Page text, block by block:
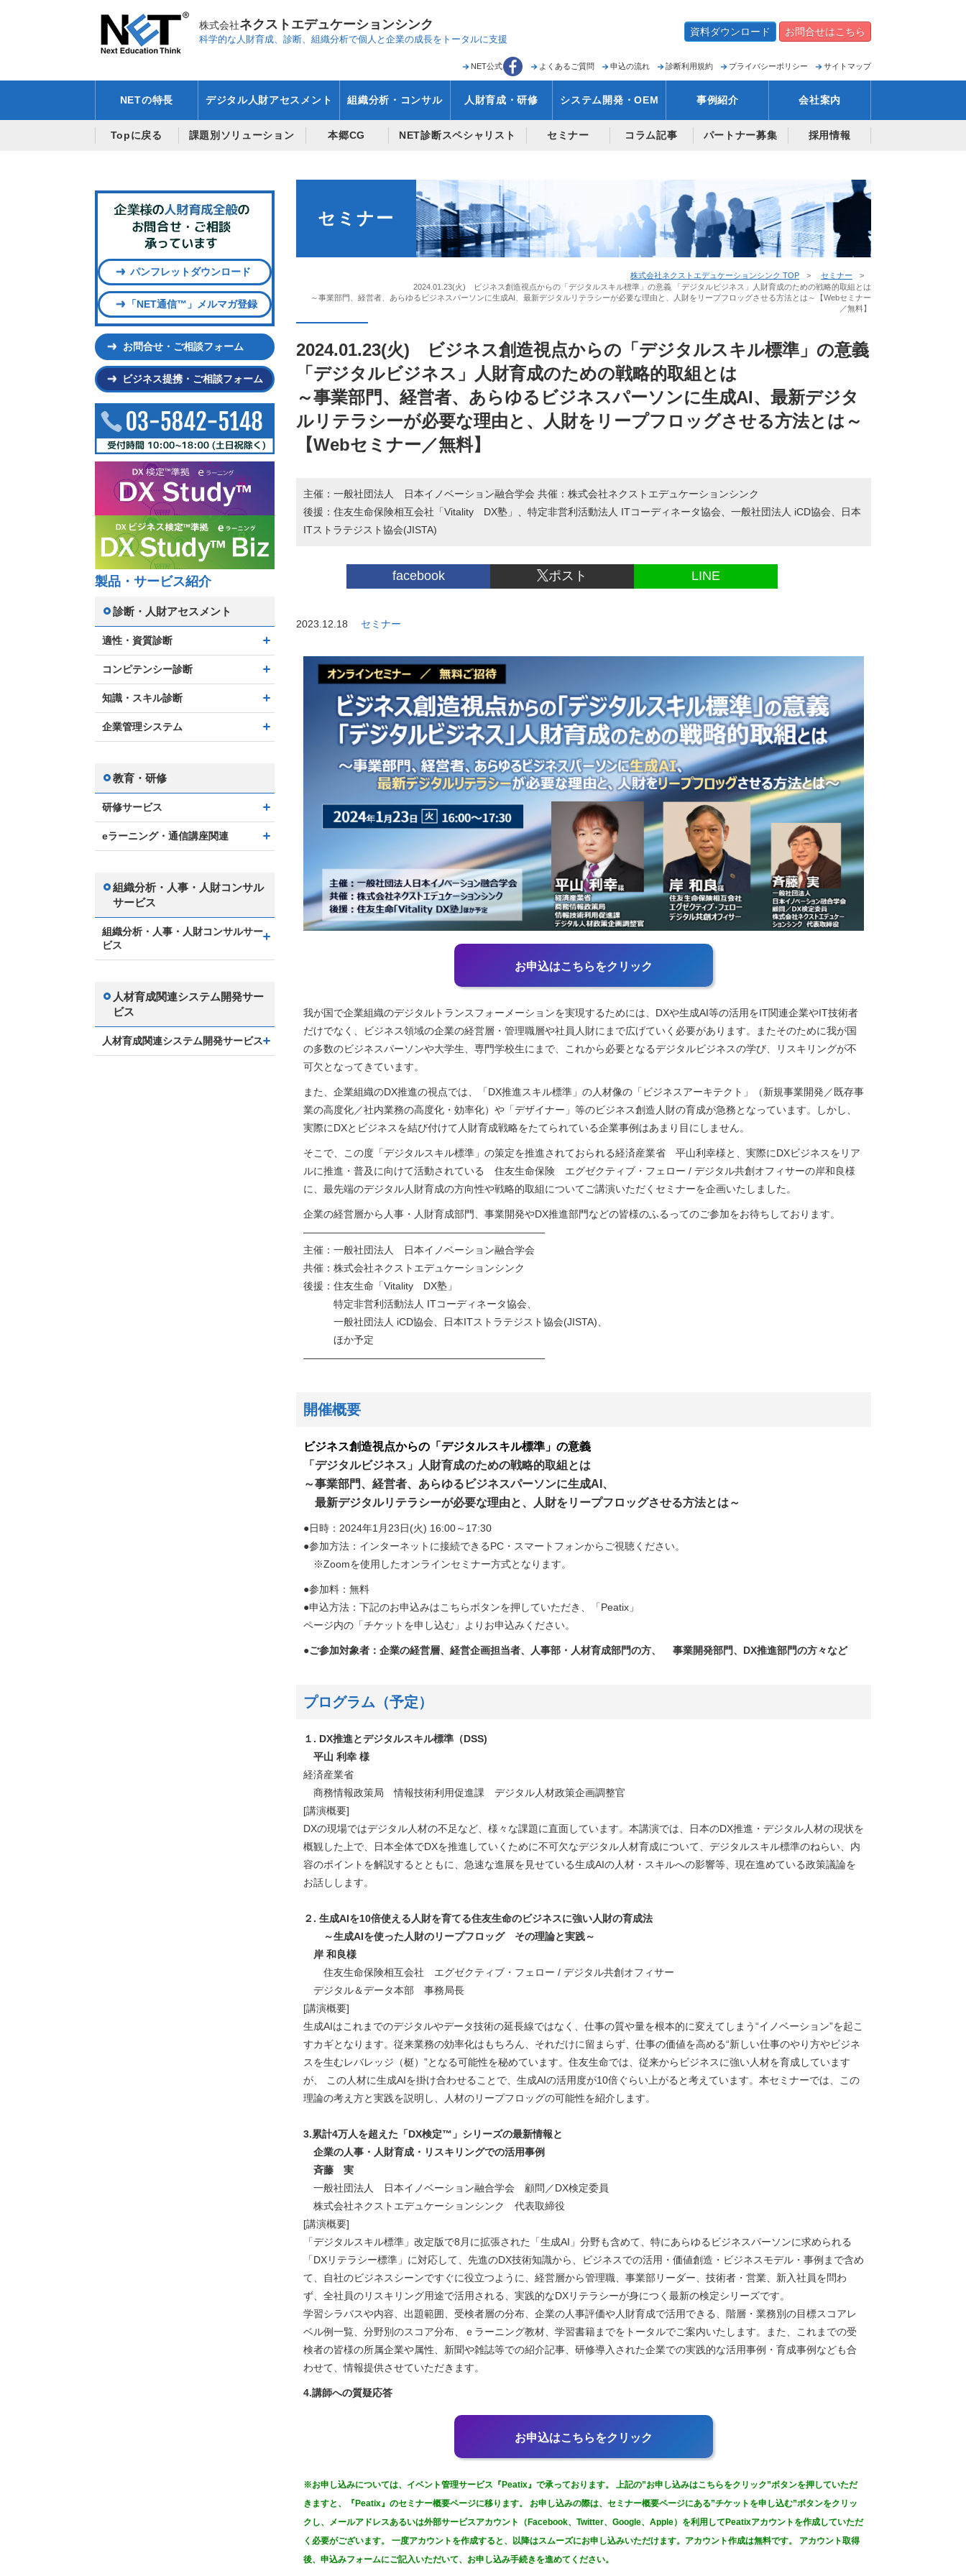
株式会社ネクストエデュケーションシンク
科学的な人財育成、診断、組織分析で個人と企業の成長をトータルに支援
資料ダウンロード お問合せはこちら
NET公式 よくあるご質問 申込の流れ 診断利用規約 プライバシーポリシー サイトマップ
NETの特長 デジタル人財アセスメント 組織分析・コンサル 人財育成・研修 システム開発・OEM 事例紹介 会社案内
Topに戻る 課題別ソリューション 本郷CG NET診断スペシャリスト セミナー コラム記事 パートナー募集 採用情報
セミナー
株式会社ネクストエデュケーションシンク TOP
セミナー
2024.01.23(火) ビジネス創造視点からの「デジタルスキル標準」の意義 「デジタルビジネス」人財育成のための戦略的取組とは
～事業部門、経営者、あらゆるビジネスパーソンに生成AI、最新デジタルリテラシーが必要な理由と、人財をリープフロッグさせる方法とは～【Webセミナー
／無料】
2024.01.23(火) ビジネス創造視点からの「デジタルスキル標準」の意義
「デジタルビジネス」人財育成のための戦略的取組とは
～事業部門、経営者、あらゆるビジネスパーソンに生成AI、最新デジタ
ルリテラシーが必要な理由と、人財をリープフロッグさせる方法とは～
【Webセミナー／無料】
主催：一般社団法人 日本イノベーション融合学会 共催：株式会社ネクストエデュケーションシンク
後援：住友生命保険相互会社「Vitality DX塾」、特定非営利活動法人 ITコーディネータ協会、一般社団法人 iCD協会、日本
ITストラテジスト協会(JISTA)
facebook ポスト LINE
2023.12.18 セミナー
お申込はこちらをクリック
我が国で企業組織のデジタルトランスフォーメーションを実現するためには、DXや生成AI等の活用をIT関連企業やIT技術者
だけでなく、ビジネス領域の企業の経営層・管理職層や社員人財にまで広げていく必要があります。またそのために我が国
の多数のビジネスパーソンや大学生、専門学校生にまで、これから必要となるデジタルビジネスの学び、リスキリングが不
可欠となってきています。
また、企業組織のDX推進の視点では、「DX推進スキル標準」の人材像の「ビジネスアーキテクト」（新規事業開発／既存事
業の高度化／社内業務の高度化・効率化）や「デザイナー」等のビジネス創造人財の育成が急務となっています。しかし、
実際にDXとビジネスを結び付けて人財育成戦略をたてられている企業事例はあまり目にしません。
そこで、この度「デジタルスキル標準」の策定を推進されておられる経済産業省 平山利幸様と、実際にDXビジネスをリア
ルに推進・普及に向けて活動されている 住友生命保険 エグゼクティブ・フェロー / デジタル共創オフィサーの岸和良様
に、最先端のデジタル人財育成の方向性や戦略的取組についてご講演いただくセミナーを企画いたしました。
企業の経営層から人事・人財育成部門、事業開発やDX推進部門などの皆様のふるってのご参加をお待ちしております。
————————————————————————
主催：一般社団法人 日本イノベーション融合学会
共催：株式会社ネクストエデュケーションシンク
後援：住友生命「Vitality DX塾」
特定非営利活動法人 ITコーディネータ協会、
一般社団法人 iCD協会、日本ITストラテジスト協会(JISTA)、
ほか予定
————————————————————————
開催概要
ビジネス創造視点からの「デジタルスキル標準」の意義
「デジタルビジネス」人財育成のための戦略的取組とは
～事業部門、経営者、あらゆるビジネスパーソンに生成AI、
最新デジタルリテラシーが必要な理由と、人財をリープフロッグさせる方法とは ～
●日時：2024年1月23日(火) 16:00～17:30
●参加方法：インターネットに接続できるPC・スマートフォンからご視聴ください。
※Zoomを使用したオンラインセミナー方式となります。
●参加料：無料
●申込方法：下記のお申込みはこちらボタンを押していただき、「Peatix」
ページ内の「チケットを申し込む」よりお申込みください。
●ご参加対象者：企業の経営層、経営企画担当者、人事部・人材育成部門の方、 事業開発部門、DX推進部門の方々など
プログラム（予定）
１. DX推進とデジタルスキル標準（DSS)
平山 利幸 様
経済産業省
商務情報政策局 情報技術利用促進課 デジタル人材政策企画調整官
[講演概要]
DXの現場ではデジタル人材の不足など、様々な課題に直面しています。本講演では、日本のDX推進・デジタル人材の現状を
概観した上で、日本全体でDXを推進していくために不可欠なデジタル人材育成について、デジタルスキル標準のねらい、内
容のポイントを解説するとともに、急速な進展を見せている生成AIの人材・スキルへの影響等、現在進めている政策議論を
お話しします。
２. 生成AIを10倍使える人財を育てる住友生命のビジネスに強い人財の育成法
～生成AIを使った人財のリープフロッグ その理論と実践～
岸 和良様
住友生命保険相互会社 エグゼクティブ・フェロー / デジタル共創オフィサー
デジタル＆データ本部 事務局長
[講演概要]
生成AIはこれまでのデジタルやデータ技術の延長線ではなく、仕事の質や量を根本的に変えてしまう“イノベーション”を起こ
すカギとなります。従来業務の効率化はもちろん、それだけに留まらず、仕事の価値を高める“新しい仕事のやり方やビジネ
スを生むレバレッジ（梃）”となる可能性を秘めています。住友生命では、従来からビジネスに強い人材を育成しています
が、 この人材に生成AIを掛け合わせることで、生成AIの活用度が10倍ぐらい上がると考えています。本セミナーでは、この
理論の考え方と実践を説明し、人材のリープフロッグの可能性を紹介します。
3.累計4万人を超えた「DX検定™」シリーズの最新情報と
企業の人事・人財育成・リスキリングでの活用事例
斉藤 実
一般社団法人 日本イノベーション融合学会 顧問／DX検定委員
株式会社ネクストエデュケーションシンク 代表取締役
[講演概要]
「デジタルスキル標準」改定版で8月に拡張された「生成AI」分野も含めて、特にあらゆるビジネスパーソンに求められる
「DXリテラシー標準」に対応して、先進のDX技術知識から、ビジネスでの活用・価値創造・ビジネスモデル・事例まで含め
て、自社のビジネスシーンですぐに役立つように、経営層から管理職、事業部リーダー、技術者・営業、新入社員を問わ
ず、全社員のリスキリング用途で活用される、実践的なDXリテラシーが身につく最新の検定シリーズです。
学習シラバスや内容、出題範囲、受検者層の分布、企業の人事評価や人財育成で活用できる、階層・業務別の目標スコアレ
ベル例一覧、分野別のスコア分布、ｅラーニング教材、学習書籍までをトータルでご案内いたします。また、これまでの受
検者の皆様の所属企業や属性、新聞や雑誌等での紹介記事、研修導入された企業での実践的な活用事例・育成事例なども合
わせて、情報提供させていただきます。
4.講師への質疑応答
お申込はこちらをクリック
※お申し込みについては、イベント管理サービス『Peatix』で承っております。 上記の”お申し込みはこちらをクリック”ボタンを押していただ
きますと、『Peatix』のセミナー概要ページに移ります。 お申し込みの際は、セミナー概要ページにある”チケットを申し込む”ボタンをクリッ
クし、メールアドレスあるいは外部サービスアカウント（Facebook、Twitter、Google、Apple）を利用してPeatixアカウントを作成していただ
く必要がございます。 一度アカウントを作成すると、以降はスムーズにお申し込みいただけます。アカウント作成は無料です。 アカウント取得
後、申込みフォームにご記入いただいて、お申し込み手続きを進めてください。
パンフレットダウンロード
「NET通信™」メルマガ登録
お問合せ・ご相談フォーム
ビジネス提携・ご相談フォーム
製品・サービス紹介
診断・人財アセスメント
適性・資質診断
コンピテンシー診断
知識・スキル診断
企業管理システム
教育・研修
研修サービス
eラーニング・通信講座関連
組織分析・人事・人財コンサル
サービス
組織分析・人事・人財コンサルサー
ビス
人材育成関連システム開発サー
ビス
人材育成関連システム開発サービス